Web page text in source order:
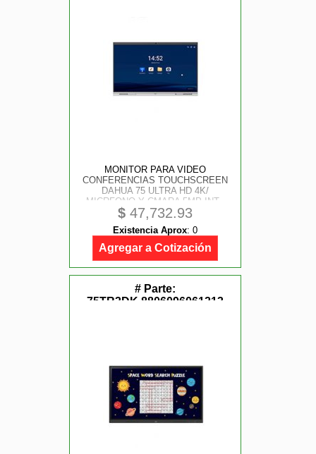
MONITOR PARA VIDEO
CONFERENCIAS TOUCHSCREEN
DAHUA 75 ULTRA HD 4K/
MICRFONO Y CMARA 5MP INT.,
SONIDO/ ANDROID / BRILLO 350
CD GPU 4 NUCLEOS DAHUA DEEP
HUB
$ 47,732.93
Existencia Aprox: 0
Agregar a Cotización
# Parte:
75TR3DK,8806096061213